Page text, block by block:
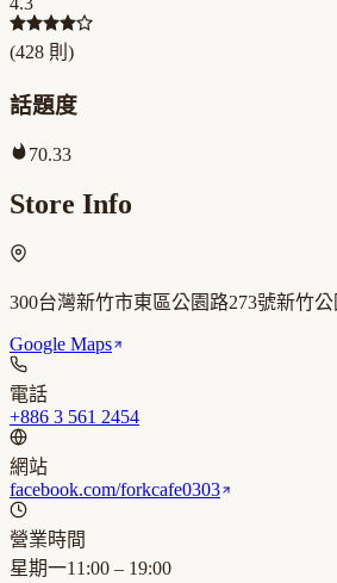
(428 則)
話題度
70.33
Store Info
300台灣新竹市東區公園路273號新竹
Google Maps
電話
+886 3 561 2454
網站
facebook.com/forkcafe0303
營業時間
星期一11:00 – 19:00